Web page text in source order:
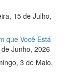
15 de Julho,
que Você Está
Junho, 2026
3 de Maio,